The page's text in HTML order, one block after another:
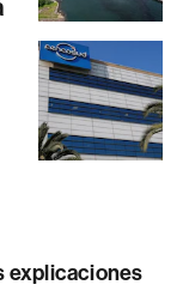
explicaciones